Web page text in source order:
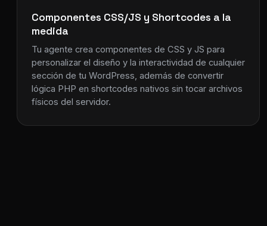
Componentes CSS/JS y Shortcodes a la
medida
Tu agente crea componentes de CSS y JS para
personalizar el diseño y la interactividad de cualquier
sección de tu WordPress, además de convertir
lógica PHP en shortcodes nativos sin tocar archivos
físicos del servidor.